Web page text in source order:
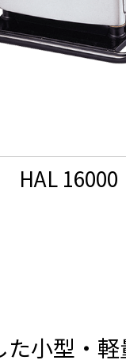
HAL 16000
小型・